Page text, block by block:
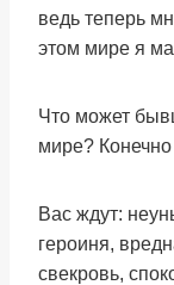
ведь теперь
этом мире я
Что может
мире? Конечно
Вас ждут:
героиня,
свекровь,